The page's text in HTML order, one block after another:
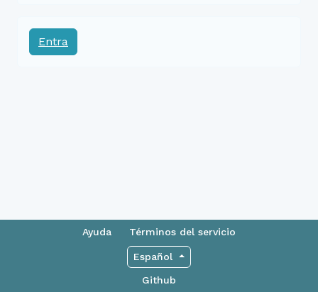
Entra
Ayuda Términos del servicio
Español
Github